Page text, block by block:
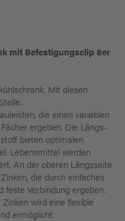
mit Befestigungsclip 8er
Mit diesen
die einen variablen
ergeben. Die Längs-
bieten optimalen
Lebensmittel werden
An der oberen Längsseite
die durch einfaches
feste Verbindung ergeben.
wird eine flexible
ermöglicht.